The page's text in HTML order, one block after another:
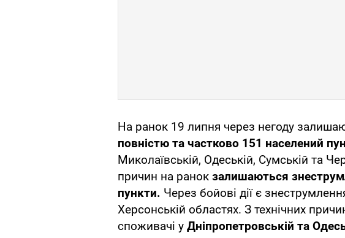
На ранок 19 липня через негоду
повністю та частково 151 населений
Миколаївській, Одеській, Сумській та
причин на ранок залишаються
пункти. Через бойові дії є
Херсонській областях. З технічних
споживачі у Дніпропетровській та